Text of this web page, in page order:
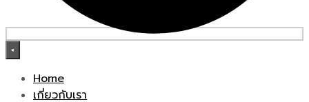
×
Home
เกี่ยวกับเรา